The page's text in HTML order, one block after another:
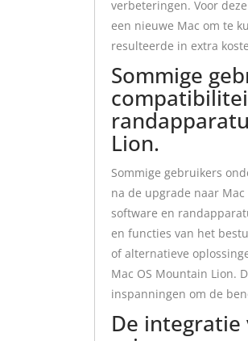
verbeteringen. Voor
een nieuwe Mac om te
resulteerde in extra
Sommige
Lion.
Sommige gebruikers
na de upgrade naar
software en
en functies van het
of alternatieve
Mac OS Mountain Lion.
inspanningen om de
De